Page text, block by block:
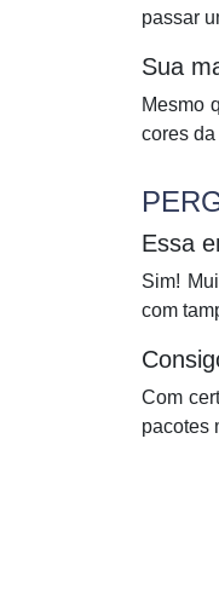
passar
Sua
Mesmo
cores
Essa
Sim!
com
Com
pacotes